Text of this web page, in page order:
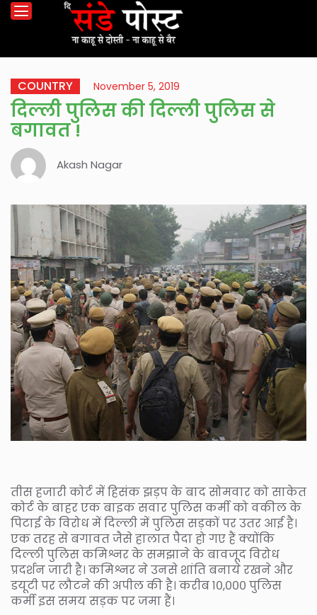
COUNTRY November 5, 2019
दिल्ली पुलिस की दिल्ली पुलिस से
बगावत !
Akash Nagar
तीस हजारी कोर्ट में हिसंक झड़प के बाद सोमवार को साकेत
कोर्ट के बाहर एक बाइक सवार पुलिस कर्मी को वकील के
पिटाई के विरोध में दिल्ली में पुलिस सड़कों पर उतर आई है।
एक तरह से बगावत जैसे हालात पैदा हो गए हैं क्योंकि
दिल्ली पुलिस कमिश्नर के समझाने के बावजूद विरोध
प्रदर्शन जारी है। कमिश्नर ने उनसे शांति बनाये रखने और
डयूटी पर लौटने की अपील की है। करीब १०,००० पुलिस
कर्मी इस समय सड़क पर जमा हैं।